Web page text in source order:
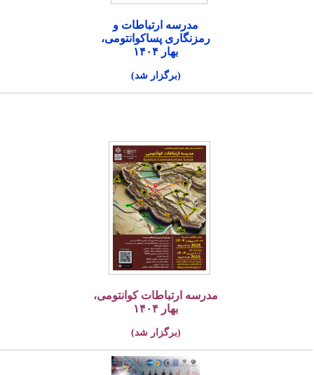
مدرسه ارتباطات و
رمزنگاری پساکوانتومی،
بهار ۱۴۰۴
(برگزار شد)
مدرسه ارتباطات کوانتومی،
بهار ۱۴۰۴
(برگزار شد)